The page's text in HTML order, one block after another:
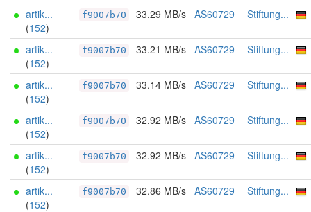
artik...
(152)
f9007b70 33.29 MB/s AS60729 Stiftung...
artik...
(152)
f9007b70 33.21 MB/s AS60729 Stiftung...
artik...
(152)
f9007b70 33.14 MB/s AS60729 Stiftung...
artik...
(152)
f9007b70 32.92 MB/s AS60729 Stiftung...
artik...
(152)
f9007b70 32.92 MB/s AS60729 Stiftung...
artik...
(152)
f9007b70 32.86 MB/s AS60729 Stiftung...